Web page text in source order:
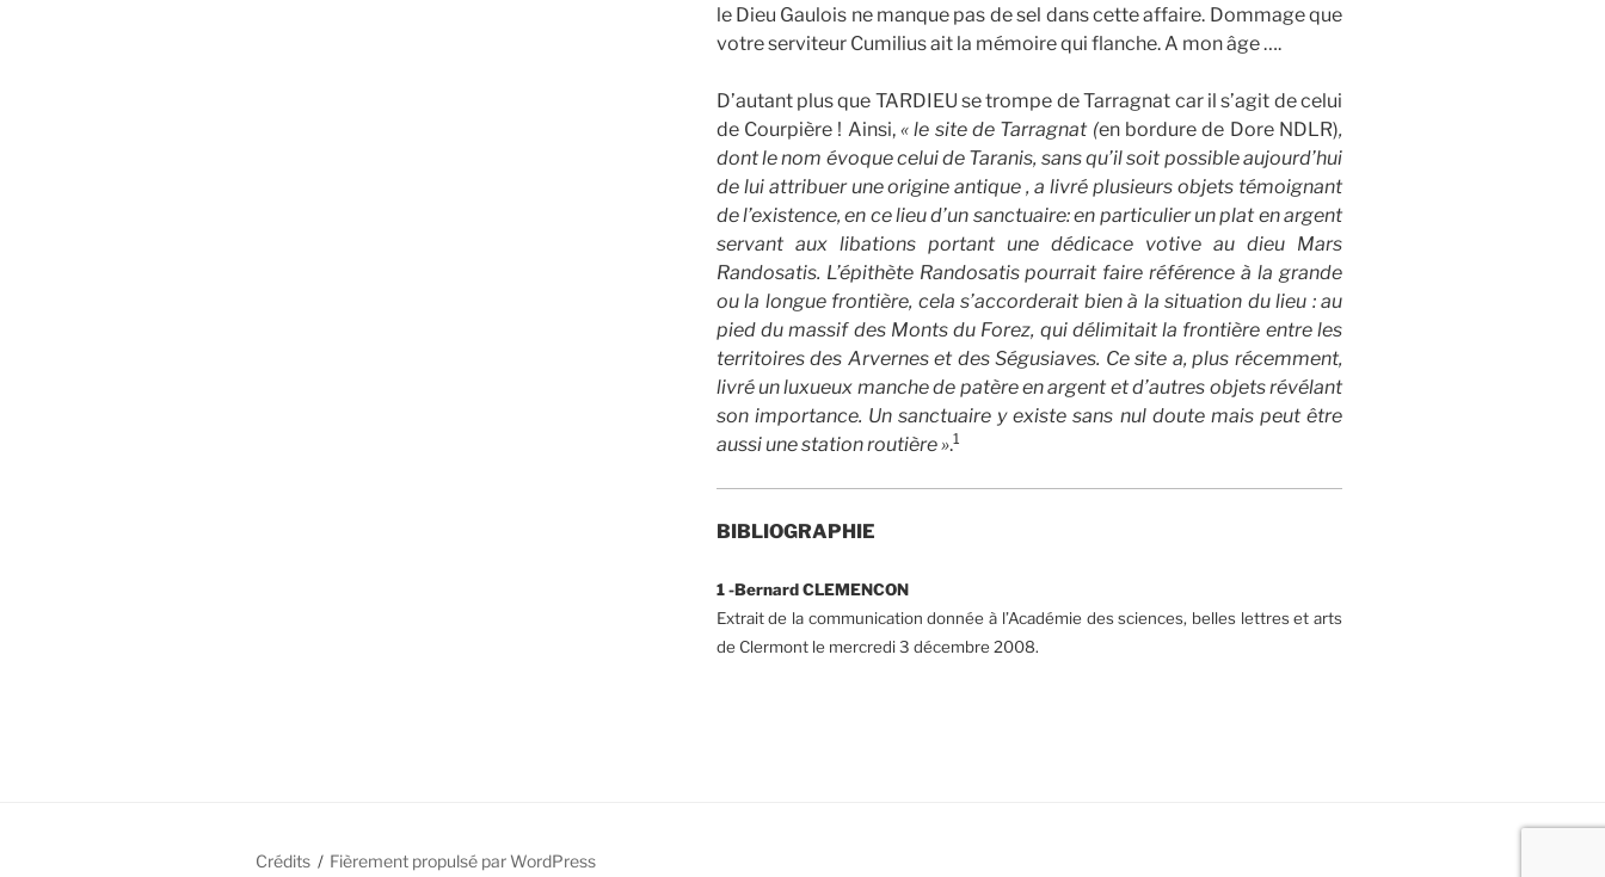
le Dieu Gaulois ne manque pas de sel dans cette affaire. Dommage que
votre serviteur Cumilius ait la mémoire qui flanche. A mon âge ….
D’autant plus que TARDIEU se trompe de Tarragnat car il s’agit de celui
de Courpière ! Ainsi,« le site de Tarragnat (en bordure de Dore NDLR),
dont le nom évoque celui de Taranis, sans qu’il soit possible aujourd’hui
de lui attribuer une origine antique , a livré plusieurs objets témoignant
de l’existence, en ce lieu d’un sanctuaire: en particulier un plat en argent
servant aux libations portant une dédicace votive au dieu Mars
Randosatis. L’épithète Randosatis pourrait faire référence à la grande
ou la longue frontière, cela s’accorderait bien à la situation du lieu : au
pied du massif des Monts du Forez, qui délimitait la frontière entre les
territoires des Arvernes et des Ségusiaves. Ce site a, plus récemment,
livré un luxueux manche de patère en argent et d’autres objets révélant
son importance. Un sanctuaire y existe sans nul doute mais peut être
aussi une station routière ».1
BIBLIOGRAPHIE
1 -Bernard CLEMENCON
Extrait de la communication donnée à l’Académie des sciences, belles lettres et arts
de Clermont le mercredi 3 décembre 2008.
Crédits Fièrement propulsé par WordPress